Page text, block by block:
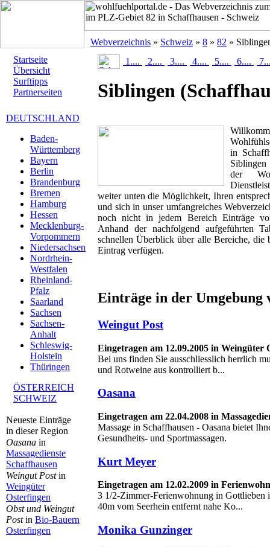
Webverzeichnis » Schweiz » 8 » 82 »
Startseite
Übersicht
Surftipps
Partnerseiten
DEUTSCHLAND
Baden-
Württemberg
Bayern
Berlin
Brandenburg
Bremen
Hamburg
Hessen
Mecklenburg-
Vorpommern
Niedersachsen
Nordrhein-
Westfalen
Rheinland-
Pfalz
Saarland
Sachsen
Sachsen-
Anhalt
Schleswig-
Holstein
Thüringen
ÖSTERREICH
SCHWEIZ
Neueste Einträge
in dieser Region
Oasana in
Massagedienste
Schaffhausen
Weingut Postin
Weingüter
Osterfingen
Obst und Weingut
Postin Bio-Bauern
Osterfingen
1.... 2.... 3.... 4.... 5.... 6....
Siblingen
in
der
weiter unten die Möglichkeit, Ihren
und sich in unser umfangreiches
noch nicht in jedem Bereich Einträge
Anhand der nachfolgend aufgeführten
schnellen Überblick über alle Bereiche, die
Eintrag verfügen.
Einträge in der Umgebung
Weingut Post
Eingetragen am 12.09.2005 in Weingüter
Bei uns finden Sie ausschliesslich herrlich
und Rotweine aus kontrolliert b...
Oasana
Eingetragen am 22.04.2008 in
Massage in Schaffhausen - Oasana bietet
Gesundheits- und Sportmassagen.
Kurt Meyer
Eingetragen am 12.02.2009 in
3 1/2-Zimmer-Ferienwohnung in Gottlieben
40m vom Seerhein entfernt nahe Ko...
Monika Gunzinger